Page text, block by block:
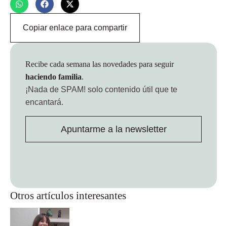
Copiar enlace para compartir
Otros artículos interesantes
Recibe cada semana las novedades para seguir
haciendo familia.
¡Nada de SPAM! solo contenido útil que te
encantará.
Apuntarme a la newsletter